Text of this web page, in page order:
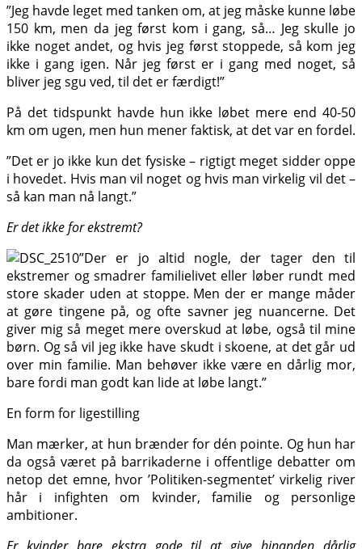
”Jeg havde leget med tanken om, at jeg måske kunne løbe
150 km, men da jeg først kom i gang, så… Jeg skulle jo
ikke noget andet, og hvis jeg først stoppede, så kom jeg
ikke i gang igen. Når jeg først er i gang med noget, så
bliver jeg sgu ved, til det er færdigt!”
På det tidspunkt havde hun ikke løbet mere end 40-50
km om ugen, men hun mener faktisk, at det var en fordel.
”Det er jo ikke kun det fysiske – rigtigt meget sidder oppe
i hovedet. Hvis man vil noget og hvis man virkelig vil det –
så kan man nå langt.”
Er det ikke for ekstremt?
”Der er jo altid nogle, der tager den til
ekstremer og smadrer familielivet eller løber rundt med
store skader uden at stoppe. Men der er mange måder
at gøre tingene på, og ofte savner jeg nuancerne. Det
giver mig så meget mere overskud at løbe, også til mine
børn. Og så vil jeg ikke have skudt i skoene, at det går ud
over min familie. Man behøver ikke være en dårlig mor,
bare fordi man godt kan lide at løbe langt.”
En form for ligestilling
Man mærker, at hun brænder for dén pointe. Og hun har
da også været på barrikaderne i offentlige debatter om
netop det emne, hvor ’Politiken-segmentet’ virkelig river
hår i infighten om kvinder, familie og personlige
ambitioner.